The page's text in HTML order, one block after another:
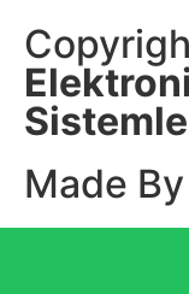
Made